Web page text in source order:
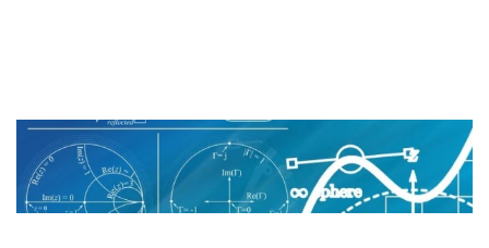
Hidropar Hareket Kontrol Teknolojil..